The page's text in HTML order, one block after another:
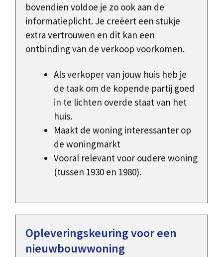
bovendien voldoe je zo ook aan de
informatieplicht. Je creëert een stukje
extra vertrouwen en dit kan een
ontbinding van de verkoop voorkomen.
Als verkoper van jouw huis heb je
de taak om de kopende partij goed
in te lichten overde staat van het
huis.
Maakt de woning interessanter op
de woningmarkt
Vooral relevant voor oudere woning
(tussen 1930 en 1980).
Opleveringskeuring voor een
nieuwbouwwoning